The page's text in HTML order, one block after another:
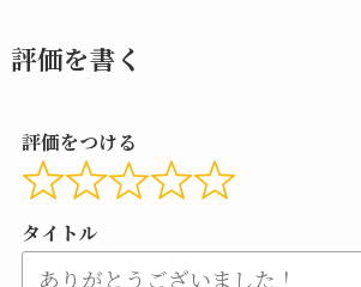
評価を書く
評価をつける
タイトル